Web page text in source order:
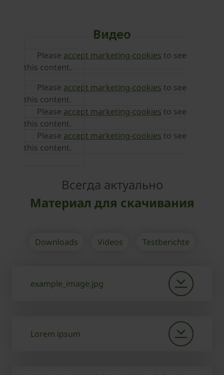
Видео
Please accept marketing-cookies to see
this content.
Please accept marketing-cookies to see
this content.
Please accept marketing-cookies to see
this content.
Please accept marketing-cookies to see
this content.
Всегда актуально
Материал для скачивания
Downloads Videos Testberichte
example_image.jpg
Lorem ipsum